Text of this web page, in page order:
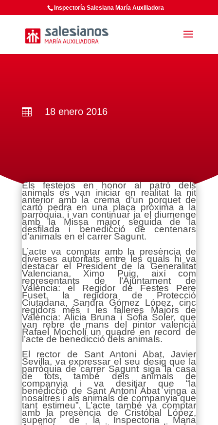
Inspectoría Salesiana María Auxiliadora
 18 enero 2016
Els festejos en honor al patró dels
animals es van iniciar en realitat la nit
anterior amb la crema d’un porquet de
cartó pedra en una plaça pròxima a la
parròquia, i van continuar ja el diumenge
amb la Missa major seguida de la
desfilada i benedicció de centenars
d’animals en el carrer Sagunt.
L’acte va comptar amb la presència de
diverses autoritats entre les quals hi va
destacar el President de la Generalitat
Valenciana, Ximo Puig, així com
representants de l’Ajuntament de
València: el Regidor de Festes Pere
Fuset, la regidora de Protecció
Ciutadana, Sandra Gómez López, cinc
regidors més i les falleres Majors de
València: Alicia Bruna i Sofia Soler, que
van rebre de mans del pintor valencià
Rafael Mocholí un quadre en record de
l’acte de benedicció dels animals.
El rector de Sant Antoni Abat, Javier
Sevilla, va expressar el seu desig que la
parròquia de carrer Sagunt siga la casa
de tots, també dels animals de
companyia i va desitjar que “la
benedicció de Sant Antoni Abat vinga a
nosaltres i als animals de companyia que
tant estimeu”. L’acte també va comptar
amb la presència de Cristóbal López,
superior de la Inspectoria Maria